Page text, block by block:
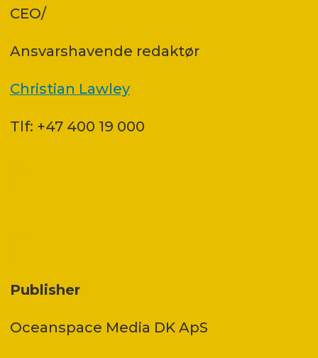
CEO/
Ansvars­havende redaktør
Christian Lawley
Tlf: +47 400 19 000
Publisher
Oceanspace Media DK ApS